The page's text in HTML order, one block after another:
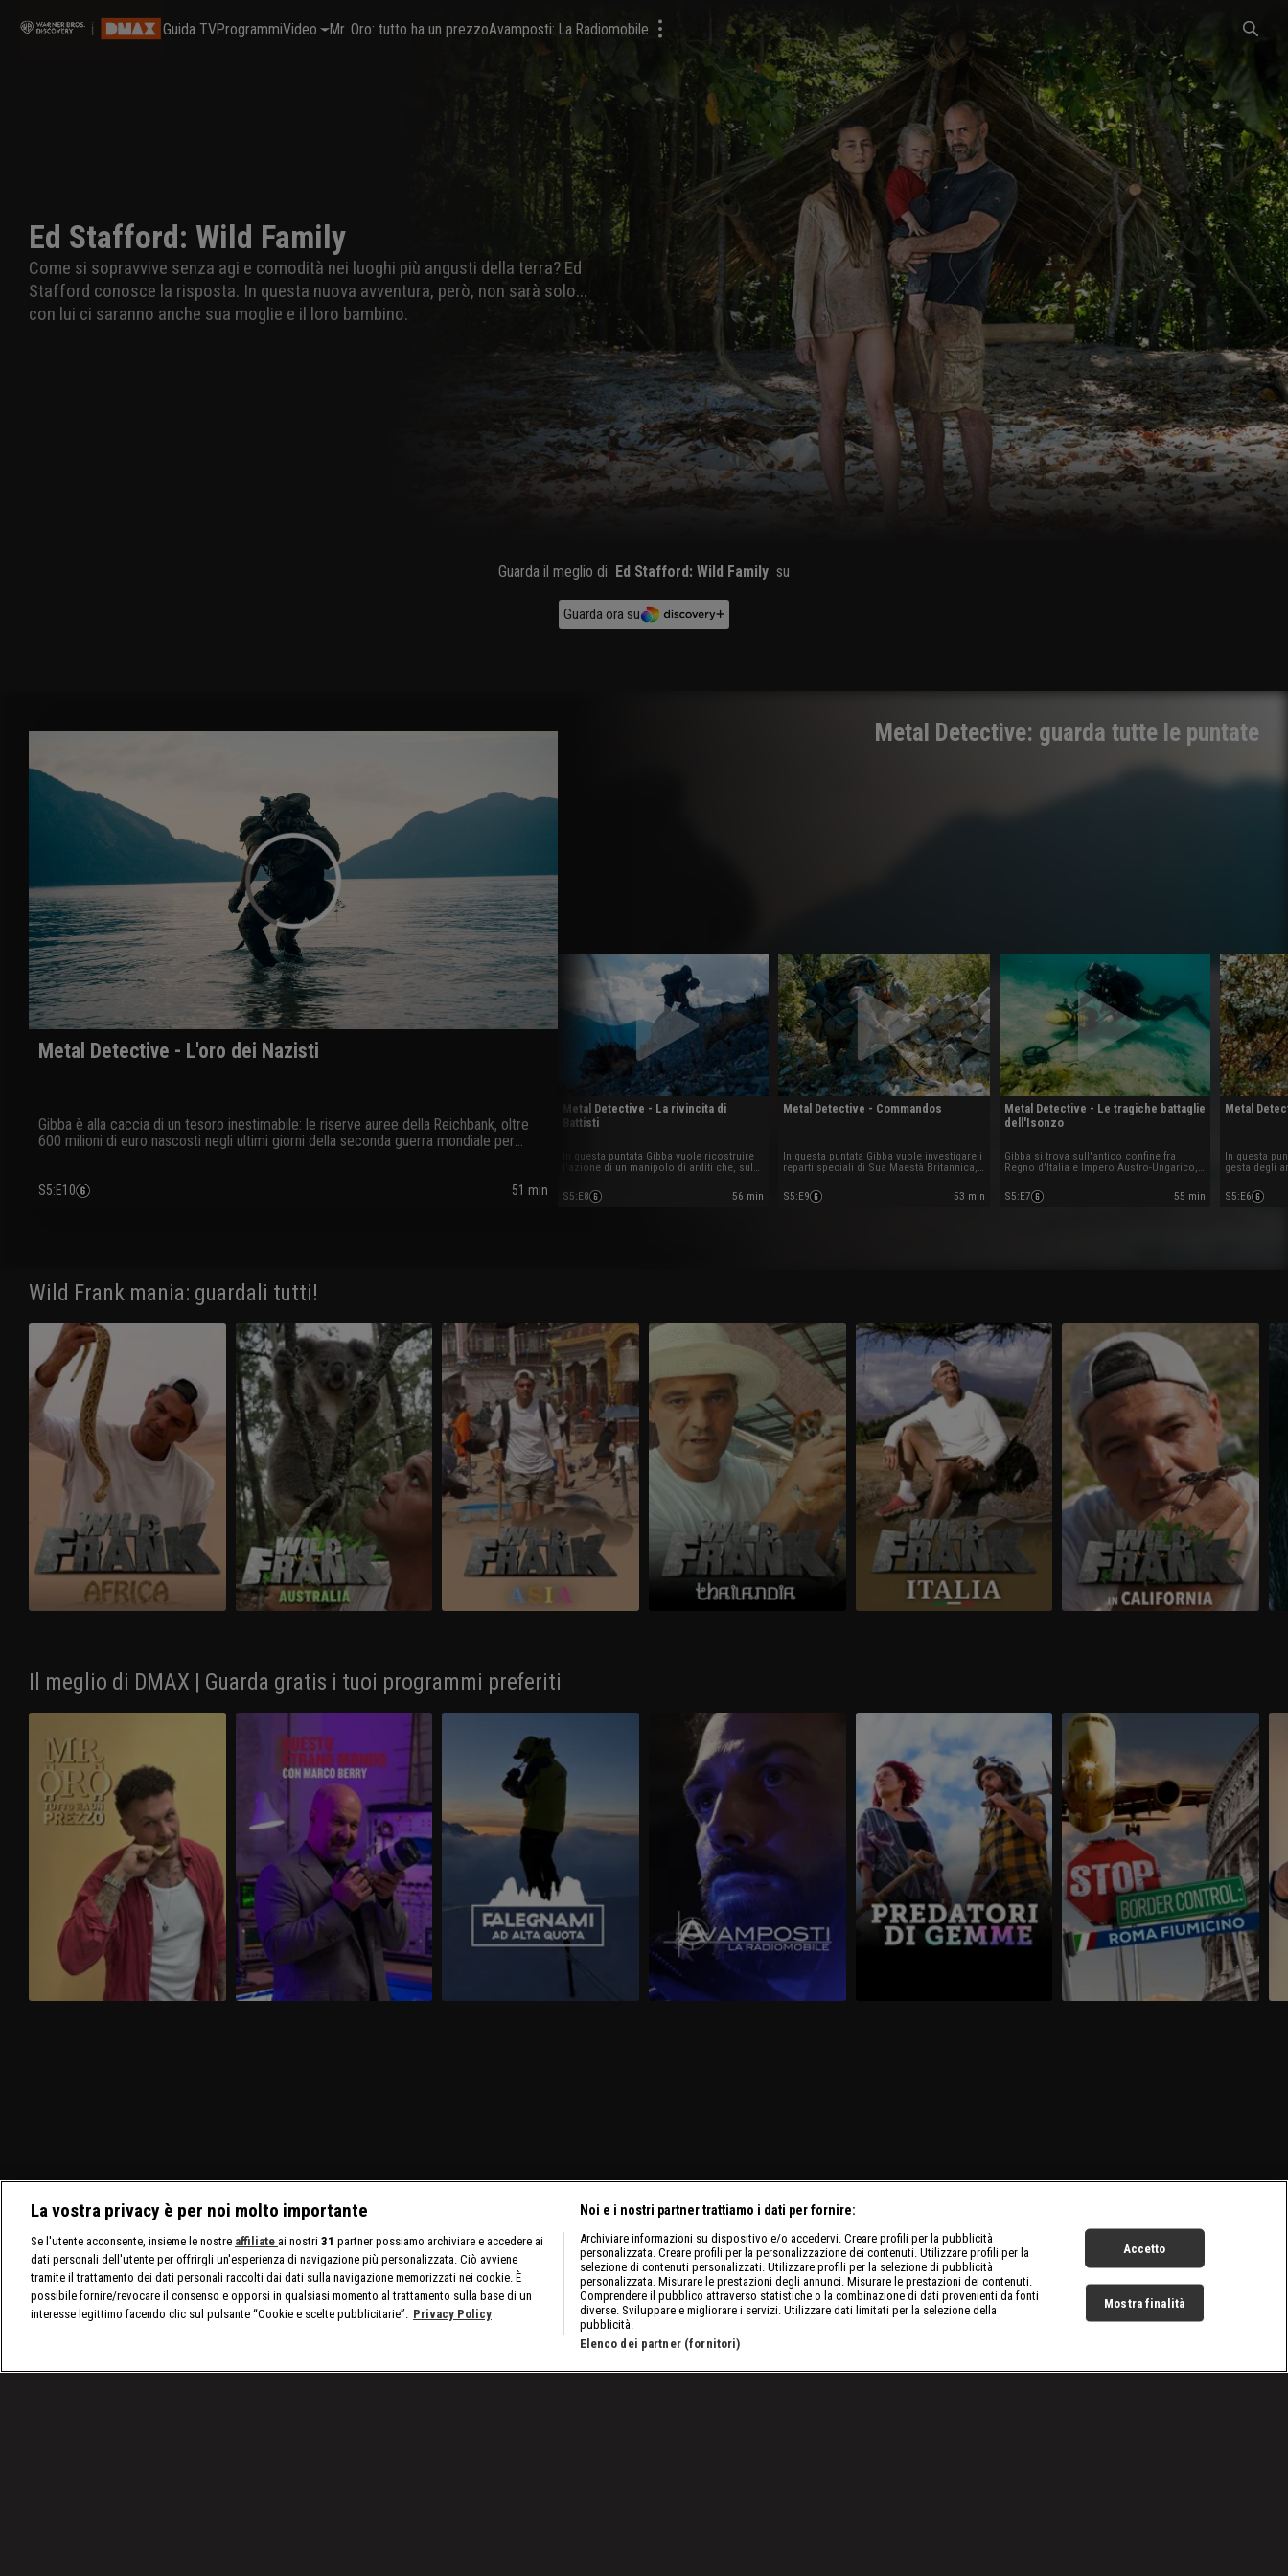
Guida TVProgrammiVideo Mr. Oro: tutto ha un prezzoAvamposti: La Radiomobile
Ed Stafford: Wild Family
Come si sopravvive senza agi e comodità nei luoghi più angusti della terra? Ed
Stafford conosce la risposta. In questa nuova avventura, però, non sarà solo...
con lui ci saranno anche sua moglie e il loro bambino.
Guarda il meglio di Ed Stafford: Wild Family su
Guarda ora su
Metal Detective: guarda tutte le puntate
Metal Detective - L'oro dei Nazisti
Gibba è alla caccia di un tesoro inestimabile: le riserve auree della Reichbank, oltre
600 milioni di euro nascosti negli ultimi giorni della seconda guerra mondiale per
S5:E10 51 min
Metal Detective - La rivincita di
Battisti
In questa puntata Gibba vuole ricostruire
l'azione di un manipolo di arditi che, sul
vendicare la cattura e l'uccisione
dell'irredentista Cesare Battisti da parte
S5:E8 56 min
Metal Detective - Commandos
In questa puntata Gibba vuole investigare i
reparti speciali di Sua Maestà Britannica, i
liberazione di Cassino dalle truppe
naziste.
S5:E9 53 min
Metal Detective - Le tragiche battaglie
dell'Isonzo
Gibba si trova sull'antico confine fra
Regno d'Italia e Impero Austro-Ungarico,
portarono al fallimento di 11 azioni
offensive intraprese dagli italiani nel
S5:E7 55 min
Metal
In questa
gesta degli
scacchiere
mondiale: il
S5:E6
Wild Frank mania: guardali tutti!
Il meglio di DMAX | Guarda gratis i tuoi programmi preferiti
La vostra privacy è per noi molto importante
Se l'utente acconsente, insieme le nostre affiliate ai nostri 31 partner possiamo archiviare e accedere ai
dati personali dell'utente per offrirgli un'esperienza di navigazione più personalizzata. Ciò avviene
tramite il trattamento dei dati personali raccolti dai dati sulla navigazione memorizzati nei cookie. È
possibile fornire/revocare il consenso e opporsi in qualsiasi momento al trattamento sulla base di un
interesse legittimo facendo clic sul pulsante “Cookie e scelte pubblicitarie”. Privacy Policy
Noi e i nostri partner trattiamo i dati per fornire:
Archiviare informazioni su dispositivo e/o accedervi. Creare profili per la pubblicità
personalizzata. Creare profili per la personalizzazione dei contenuti. Utilizzare profili per la
selezione di contenuti personalizzati. Utilizzare profili per la selezione di pubblicità
personalizzata. Misurare le prestazioni degli annunci. Misurare le prestazioni dei contenuti.
Comprendere il pubblico attraverso statistiche o la combinazione di dati provenienti da fonti
diverse. Sviluppare e migliorare i servizi. Utilizzare dati limitati per la selezione della
pubblicità.
Elenco dei partner (fornitori)
Accetto
Mostra finalità